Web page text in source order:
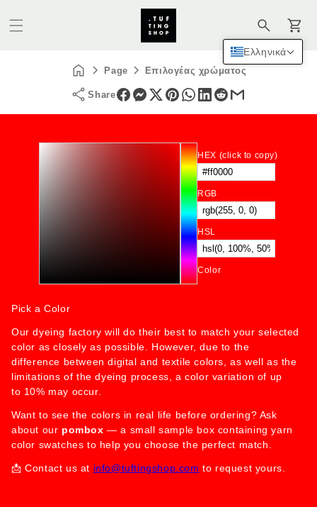
Καλάθι
Page Επιλογέας χρώματος
Share
HEX (click to copy)
RGB
HSL
Color
Pick a Color
Our dyeing factory will do their best to match your selected
color as closely as possible. However, due to the
difference between digital and textile colors, as well as the
limitations of the dyeing process, a color variation of up
to 10% may occur.
Want to see the colors in real life before ordering? Ask
about our pombox — a small sample box containing yarn
color swatches to help you choose the perfect match.
📩 Contact us at info@tuftingshop.com to request yours.
Ελληνικά